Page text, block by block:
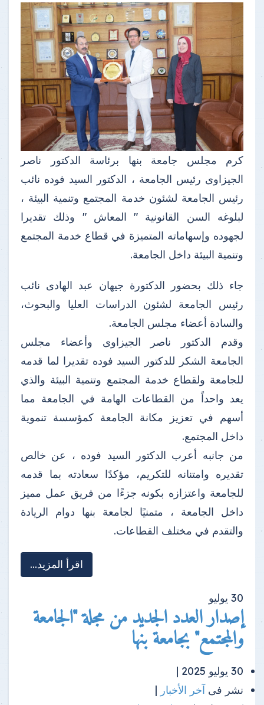
كرم مجلس جامعة بنها برئاسة الدكتور ناصر
الجيزاوى رئيس الجامعة ، الدكتور السيد فوده نائب
رئيس الجامعة لشئون خدمة المجتمع وتنمية البيئة ،
لبلوغه السن القانونية " المعاش " وذلك تقديرا
لجهوده وإسهاماته المتميزة في قطاع خدمة المجتمع
وتنمية البيئة داخل الجامعة.
جاء ذلك بحضور الدكتورة جيهان عبد الهادى نائب
رئيس الجامعة لشئون الدراسات العليا والبحوث،
والسادة أعضاء مجلس الجامعة.
وقدم الدكتور ناصر الجيزاوى وأعضاء مجلس
الجامعة الشكر للدكتور السيد فوده تقديرا لما قدمه
للجامعة ولقطاع خدمة المجتمع وتنمية البيئة والذي
يعد واحداً من القطاعات الهامة في الجامعة مما
أسهم في تعزيز مكانة الجامعة كمؤسسة تنموية
داخل المجتمع.
من جانبه أعرب الدكتور السيد فوده ، عن خالص
تقديره وامتنانه للتكريم، مؤكدًا سعادته بما قدمه
للجامعة واعتزازه بكونه جزءًا من فريق عمل مميز
داخل الجامعة ، متمنيًا لجامعة بنها دوام الريادة
والتقدم في مختلف القطاعات.
اقرأ المزيد...
30 يوليو
إصدار العدد الجديد من مجلة "الجامعة
والمجتمع" بجامعة بنها
30 يوليو 2025 |
نشر فى آخر الأخبار |